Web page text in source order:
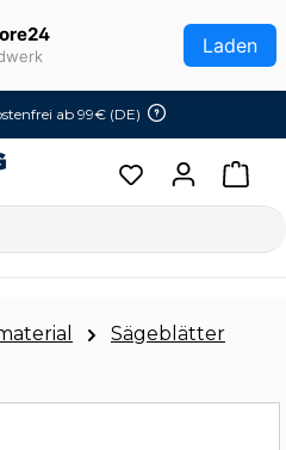
Laden
ab 99€ (DE)
Sägeblätter